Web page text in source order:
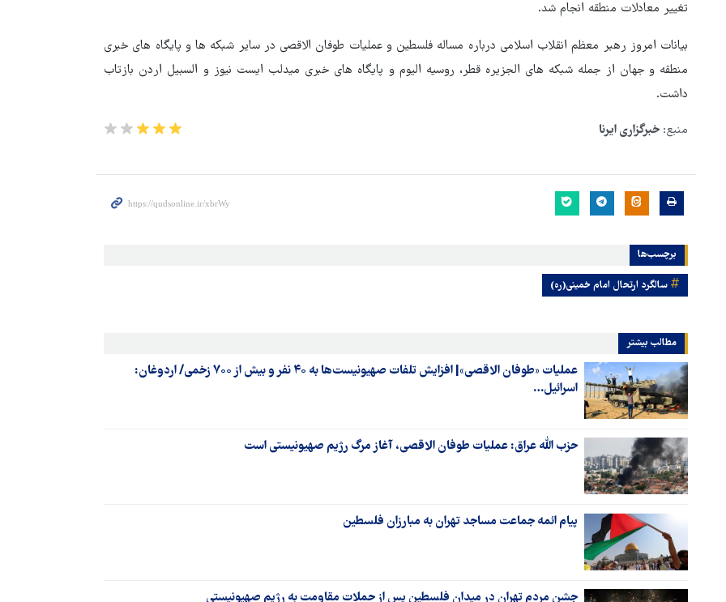
تغییر معادلات منطقه انجام شد.
بیانات امروز رهبر معظم انقلاب اسلامی درباره مساله فلسطین و عملیات طوفان الاقصی در سایر شبکه ها و پایگاه های خبری
منطقه و جهان از جمله شبکه های الجزیره قطر، روسیه الیوم و پایگاه های خبری میدلب ایست نیوز و السبیل اردن بازتاب
داشت.
منبع: خبرگزاری ایرنا
برچسب‌ها
سالگرد ارتحال امام خمینی(ره)
مطالب بیشتر
عملیات «طوفان الاقصی»| افزایش تلفات صهیونیست‌ها به ۴۰ نفر و بیش از ۷۰۰ زخمی/ اردوغان:
اسرائیل…
حزب الله عراق: عملیات طوفان الاقصی، آغاز مرگ رژیم صهیونیستی است
پیام ائمه جماعت مساجد تهران به مبارزان فلسطین
جشن مردم تهران در میدان فلسطین پس از حملات مقاومت به رژیم صهیونیستی